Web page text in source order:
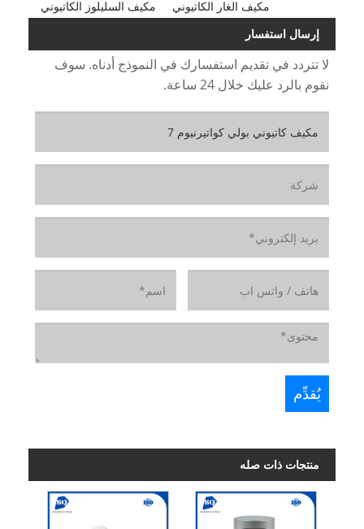
مكيف السليلوز الكاتيوني
مكيف الغار الكاتيوني
إرسال استفسار
لا تتردد في تقديم استفسارك في النموذج أدناه. سوف
نقوم بالرد عليك خلال 24 ساعة.
منتجات ذات صله